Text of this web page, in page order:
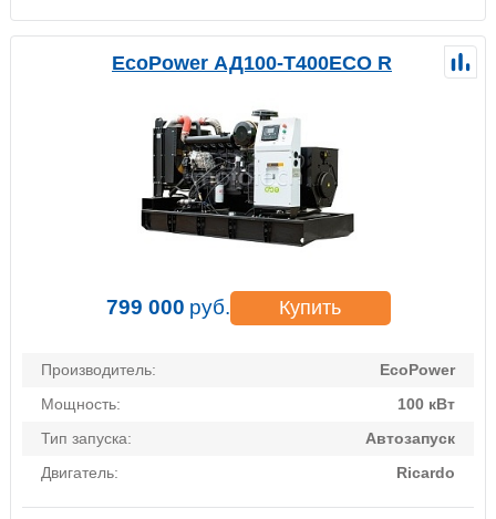
EcoPower АД100-T400ECO R
799 000 руб. Купить
Производитель:
EcoPower
Мощность:
100 кВт
Тип запуска:
Автозапуск
Двигатель:
Ricardo